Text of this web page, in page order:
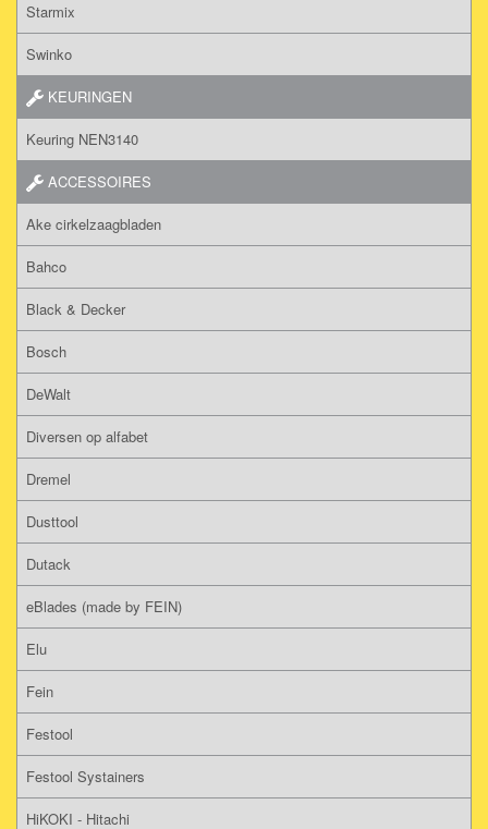
Starmix
Swinko
KEURINGEN
Keuring NEN3140
ACCESSOIRES
Ake cirkelzaagbladen
Bahco
Black & Decker
Bosch
DeWalt
Diversen op alfabet
Dremel
Dusttool
Dutack
eBlades (made by FEIN)
Elu
Fein
Festool
Festool Systainers
HiKOKI - Hitachi